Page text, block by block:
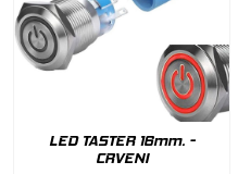
LED TASTER 16mm. -
CRVENI